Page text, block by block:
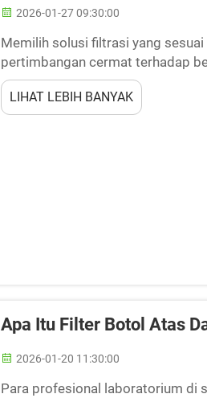
2026-01-27 09:30:00
Memilih solusi filtrasi yang
pertimbangan cermat terhadap
efisiensi. Filter botol berperan
LIHAT LEBIH BANYAK
Apa Itu Filter Botol Atas
2026-01-20 11:30:00
Para profesional laboratorium di